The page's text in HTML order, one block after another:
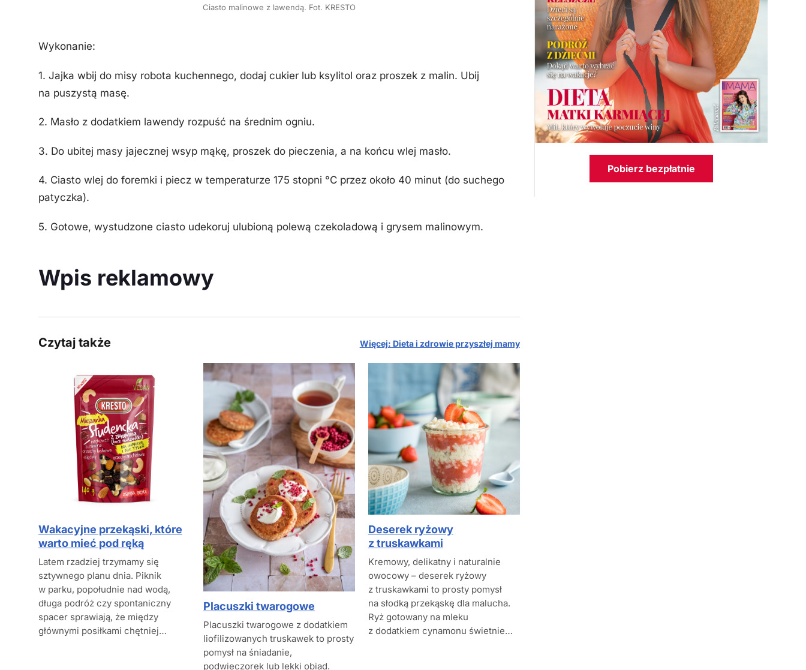
Ciasto malinowe z lawendą. Fot. KRESTO
Wykonanie:
1. Jajka wbij do misy robota kuchennego, dodaj cukier lub ksylitol oraz proszek z malin. Ubij
na puszystą masę.
2. Masło z dodatkiem lawendy rozpuść na średnim ogniu.
3. Do ubitej masy jajecznej wsyp mąkę, proszek do pieczenia, a na końcu wlej masło.
4. Ciasto wlej do foremki i piecz w temperaturze 175 stopni °C przez około 40 minut (do suchego
patyczka).
5. Gotowe, wystudzone ciasto udekoruj ulubioną polewą czekoladową i grysem malinowym.
Wpis reklamowy
Czytaj także Więcej: Dieta i zdrowie przyszłej mamy
Wakacyjne przekąski, które
warto mieć pod ręką
Latem rzadziej trzymamy się
sztywnego planu dnia. Piknik
w parku, popołudnie nad wodą,
długa podróż czy spontaniczny
spacer sprawiają, że między
głównymi posiłkami chętniej…
Placuszki twarogowe
Placuszki twarogowe z dodatkiem
liofilizowanych truskawek to prosty
pomysł na śniadanie,
podwieczorek lub lekki obiad.
Deserek ryżowy
z truskawkami
Kremowy, delikatny i naturalnie
owocowy – deserek ryżowy
z truskawkami to prosty pomysł
na słodką przekąskę dla malucha.
Ryż gotowany na mleku
z dodatkiem cynamonu świetnie…
Pobierz bezpłatnie